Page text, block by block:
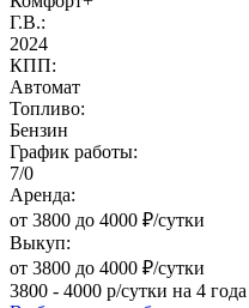
Г.В.:
2024
КПП:
Автомат
Топливо:
Бензин
График работы:
7/0
Аренда:
от 3800 до 4000 ₽/сутки
Выкуп:
от 3800 до 4000 ₽/сутки
3800 - 4000 р/сутки на 4 года